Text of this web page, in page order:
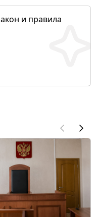
и правила